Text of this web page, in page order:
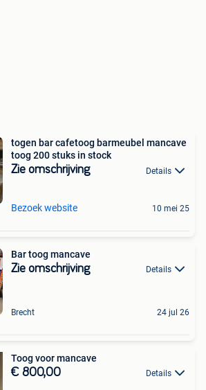
togen bar cafetoog barmeubel mancave
toog 200 stuks in stock
Zie omschrijving Details
Bezoek website 10 mei 25
Bar toog mancave
Zie omschrijving Details
Brecht 24 jul 26
Toog voor mancave
€ 800,00 Details